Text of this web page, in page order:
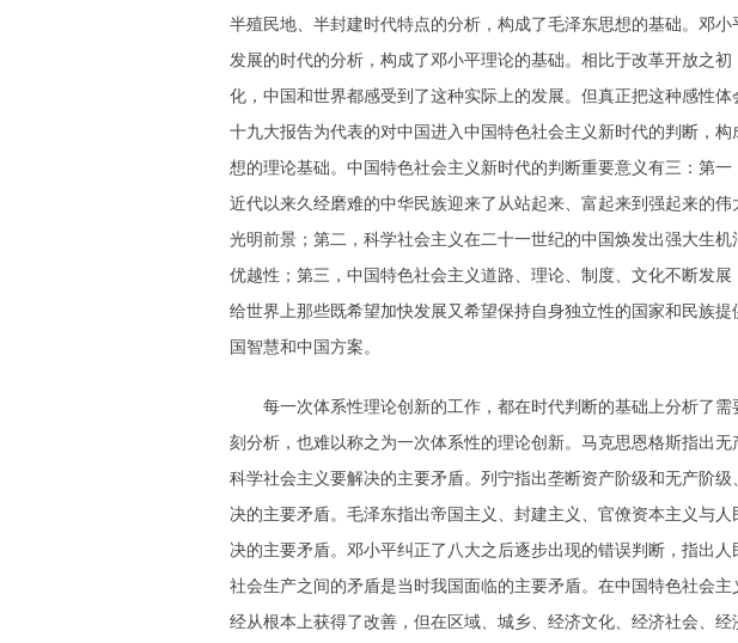
半殖民地、半封建时代特点的分析，构成了毛泽东思想的基础。邓
发展的时代的分析，构成了邓小平理论的基础。相比于改革开放之
化，中国和世界都感受到了这种实际上的发展。但真正把这种感性
十九大报告为代表的对中国进入中国特色社会主义新时代的判断，
想的理论基础。中国特色社会主义新时代的判断重要意义有三：第
近代以来久经磨难的中华民族迎来了从站起来、富起来到强起来的
光明前景；第二，科学社会主义在二十一世纪的中国焕发出强大生
优越性；第三，中国特色社会主义道路、理论、制度、文化不断发展
给世界上那些既希望加快发展又希望保持自身独立性的国家和民族
国智慧和中国方案。
每一次体系性理论创新的工作，都在时代判断的基础上分析了需
刻分析，也难以称之为一次体系性的理论创新。马克思恩格斯指出
科学社会主义要解决的主要矛盾。列宁指出垄断资产阶级和无产阶
决的主要矛盾。毛泽东指出帝国主义、封建主义、官僚资本主义与
决的主要矛盾。邓小平纠正了八大之后逐步出现的错误判断，指出
社会生产之间的矛盾是当时我国面临的主要矛盾。在中国特色社会
经从根本上获得了改善，但在区域、城乡、经济文化、经济社会、